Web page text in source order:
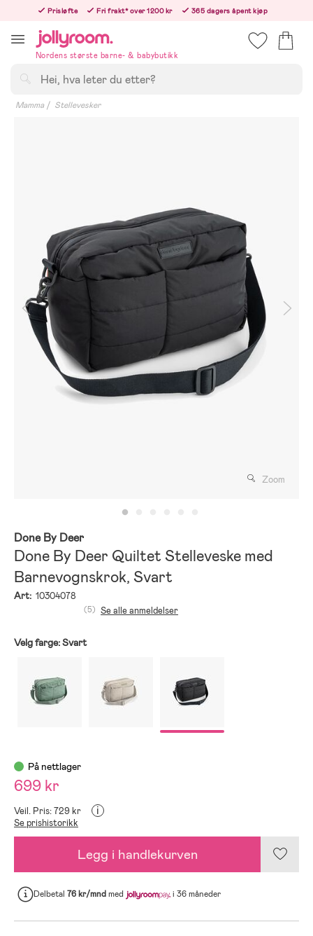
innehållet
Prisløfte Fri frakt* over 1200 kr
365 dagers åpent kjøp
Nordens største barne- & babybutikk
Mamma Stellevesker
Zoom
Done By Deer
Done By Deer Quiltet Stelleveske med
Barnevognskrok, Svart
Art: 10304078
(5) Se alle anmeldelser
Velg farge:Svart
På nettlager
699 kr
Veil. Pris: 729 kr i
Se prishistorikk
Legg i handlekurven
Delbetal 76 kr/mndmed i 36 måneder